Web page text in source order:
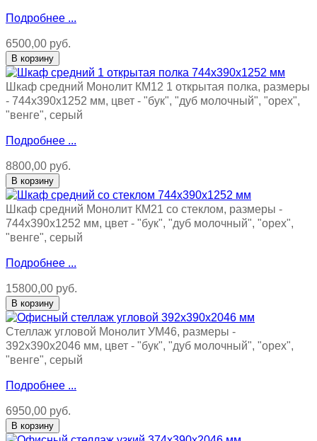
Подробнее ...
6500,00 руб.
Шкаф средний Монолит КМ12 1 открытая полка, размеры
- 744х390х1252 мм, цвет - "бук", "дуб молочный", "орех",
"венге", серый
Подробнее ...
8800,00 руб.
Шкаф средний Монолит КМ21 со стеклом, размеры -
744х390х1252 мм, цвет - "бук", "дуб молочный", "орех",
"венге", серый
Подробнее ...
15800,00 руб.
Стеллаж угловой Монолит УМ46, размеры -
392х390х2046 мм, цвет - "бук", "дуб молочный", "орех",
"венге", серый
Подробнее ...
6950,00 руб.